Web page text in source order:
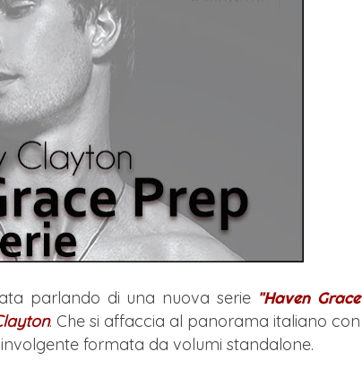
parlando di una nuova serie "Haven Grace
. Che si affaccia al panorama italiano con
formata da volumi standalone.